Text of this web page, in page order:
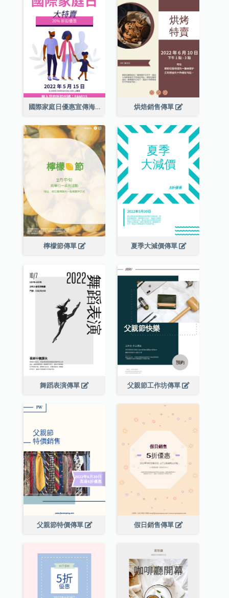
國際家庭日優惠宣傳海報 烘焙銷售傳單
檸檬節傳單 夏季大減價傳單
舞蹈表演傳單 父親節工作坊傳單
父親節特價傳單 假日銷售傳單